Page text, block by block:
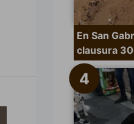
En San
clausura